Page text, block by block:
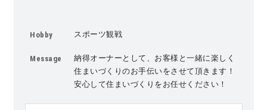
Hobby スポーツ観戦
Message
納得オーナーとして、お客様と一緒に楽しく
住まいづくりのお手伝いをさせて頂きます！
安心して住まいづくりをお任せください！